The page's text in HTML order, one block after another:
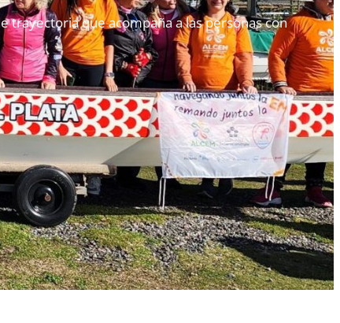
trayectoria que acompaña a las personas con